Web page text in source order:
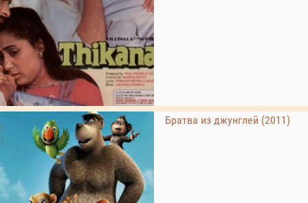
Братва из джунглей (2011)